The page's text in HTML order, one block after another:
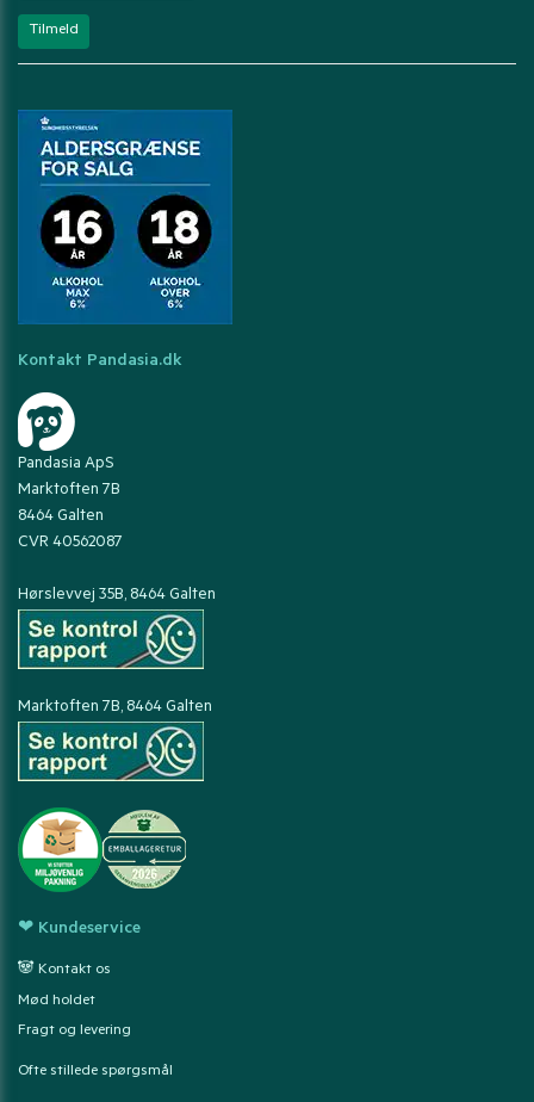
Kontakt Pandasia.dk
Pandasia ApS
Marktoften 7B
8464 Galten
CVR 40562087
Hørslevvej 35B, 8464 Galten
Marktoften 7B, 8464 Galten
❤ Kundeservice
🐼 Kontakt os
Mød holdet
Fragt og levering
Ofte stillede spørgsmål